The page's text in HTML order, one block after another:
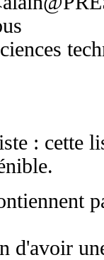
: cette
d'avoir